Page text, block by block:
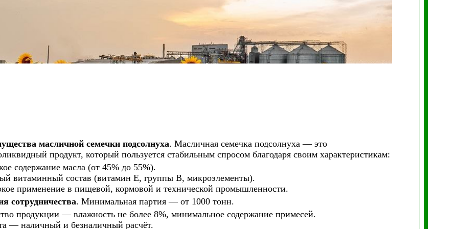
масличной семечки подсолнуха. Масличная семечка подсолнуха — это
продукт, который пользуется стабильным спросом благодаря своим характеристикам:
содержание масла (от 45% до 55%).
витаминный состав (витамин E, группы B, микроэлементы).
применение в пищевой, кормовой и технической промышленности.
сотрудничества. Минимальная партия — от 1000 тонн.
продукции — влажность не более 8%, минимальное содержание примесей.
— наличный и безналичный расчёт.